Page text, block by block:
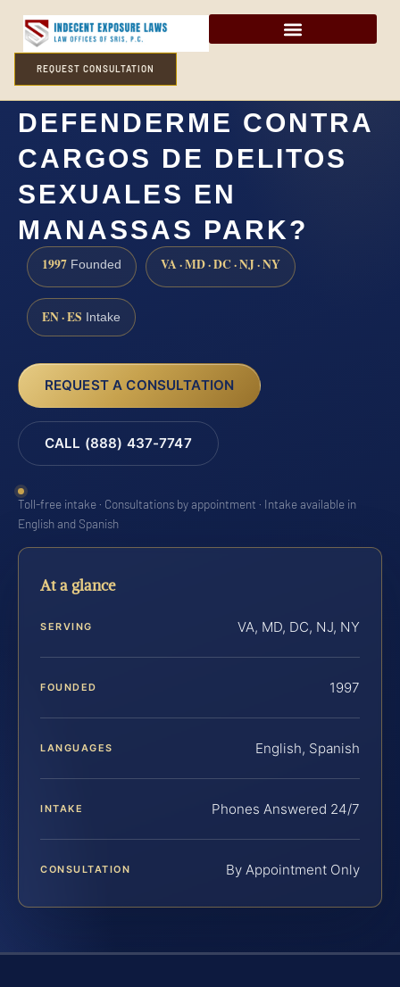
REQUEST CONSULTATION
¿CÓMO PUEDO
DEFENDERME CONTRA
CARGOS DE DELITOS
SEXUALES EN
MANASSAS PARK?
1997 Founded VA · MD · DC · NJ · NY
EN · ES Intake
REQUEST A CONSULTATION
CALL (888) 437-7747
Toll-free intake · Consultations by appointment · Intake available in
English and Spanish
At a glance
SERVING VA, MD, DC, NJ, NY
FOUNDED 1997
LANGUAGES English, Spanish
INTAKE Phones Answered 24/7
CONSULTATION By Appointment Only